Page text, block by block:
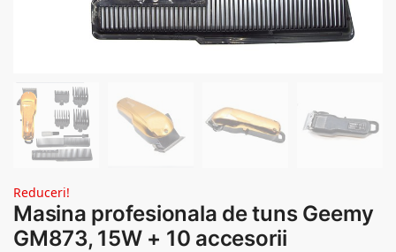
Reduceri!
Masina profesionala de tuns Geemy
GM873, 15W + 10 accesorii